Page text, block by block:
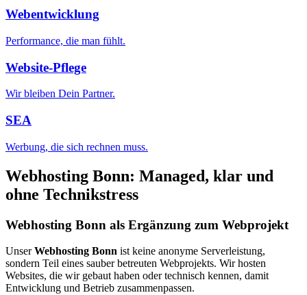
Webentwicklung
Performance, die man fühlt.
Website-Pflege
Wir bleiben Dein Partner.
SEA
Werbung, die sich rechnen muss.
Webhosting Bonn: Managed, klar und
ohne Technikstress
Webhosting Bonn als Ergänzung zum Webprojekt
UnserWebhosting Bonn ist keine anonyme Serverleistung,
sondern Teil eines sauber betreuten Webprojekts. Wir hosten
Websites, die wir gebaut haben oder technisch kennen, damit
Entwicklung und Betrieb zusammenpassen.